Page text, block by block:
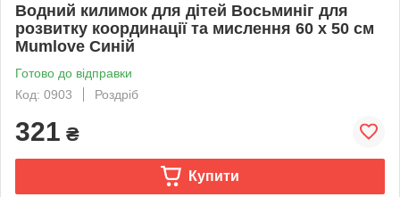
Водний килимок для дітей Восьминіг для
розвитку координації та мислення 60 х 50 см
Mumlove Синій
Готово до відправки
Код: 0903
Роздріб
321 ₴
Купити